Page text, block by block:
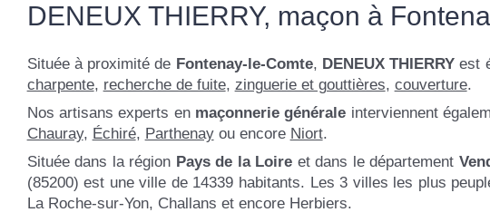
DENEUX THIERRY, maçon à
Située à proximité de Fontenay-le-Comte, DENEUX THIERRY est
charpente, recherche de fuite, zinguerie et gouttières, couverture.
Nos artisans experts en maçonnerie générale interviennent
Chauray, Échiré, Parthenayou encore Niort.
Située dans la région Pays de la Loire et dans le département
(85200) est une ville de 14339 habitants. Les 3 villes les plus
La Roche-sur-Yon, Challans et encore Herbiers.